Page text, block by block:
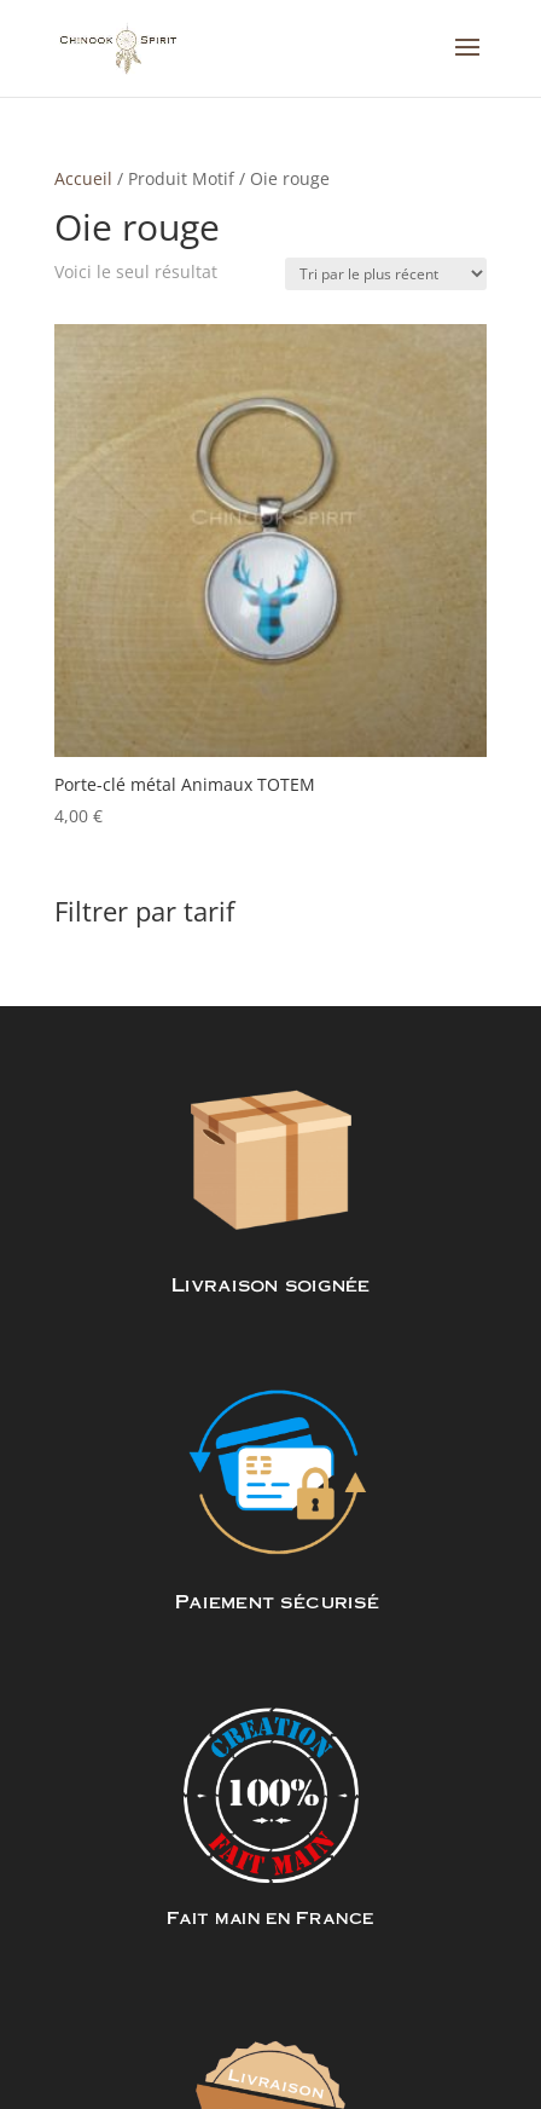
Accueil / Produit Motif/ Oie rouge
Oie rouge
Voici le seul résultat
Porte-clé métal Animaux TOTEM
4,00 €
Filtrer par tarif
Livraison soignée
Paiement sécurisé
Fait main en France